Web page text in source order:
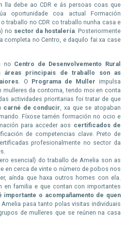
lla debe ao CDR e ás persoas coas que
oportunidade coa actual Formación
traballo no CDR co traballo nunha casa e
no sector da hostalería . Posteriormente
completa no Centro, e daquilo fai xa case
no Centro de Desenvolvemento Rural
áreas principais de traballo son as
. O Programa de Muller impulsa
da contorna, tendo moi en conta
actividades prioritarias foi tratar de que
carné de conducir , xa que se atopaban
Fíxose tamén formación no ocio e
para acceder aos certificados de
de competencias clave. Preto de
profesionalmente no sector da
esencial) do traballo de Amelia son as
en cerca de vinte o número de pobos nos
aínda que haxa outros homes con ela.
en familia e que contan con importantes
importante o acompañamento de quen
Amelia pasa tanto polas visitas individuais
de mulleres que se reúnen na casa